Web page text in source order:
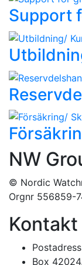
Support
NW
© Nordic
Orgnr 556859-
Kontakt
Box